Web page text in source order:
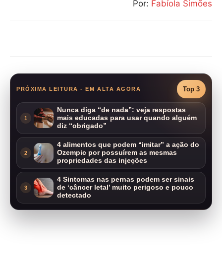
Por: Fabíola Simões
PRÓXIMA LEITURA - EM ALTA AGORA Top 3
1
Nunca diga “de nada”: veja respostas
mais educadas para usar quando alguém
diz “obrigado”
2
4 alimentos que podem “imitar” a ação do
Ozempic por possuírem as mesmas
propriedades das injeções
3
4 Sintomas nas pernas podem ser sinais
de ‘câncer letal’ muito perigoso e pouco
detectado